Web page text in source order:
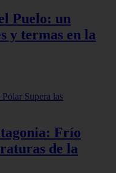
Puelo: un
y termas en la
Frío
de la